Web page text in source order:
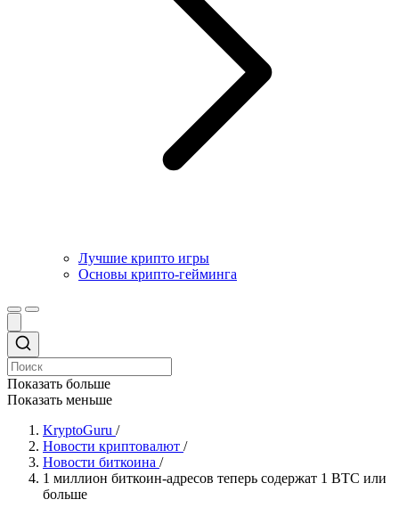
Лучшие крипто игры
Основы крипто-гейминга
Показать больше
Показать меньше
KryptoGuru /
Новости криптовалют /
Новости биткоина /
1 миллион биткоин-адресов теперь содержат 1 BTC или
больше